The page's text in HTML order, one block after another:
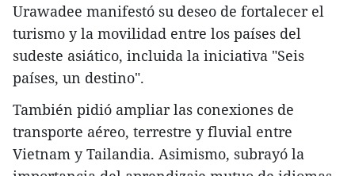
Urawadee manifestó su deseo de fortalecer el
turismo y la movilidad entre los países del
sudeste asiático, incluida la iniciativa "Seis
países, un destino".
También pidió ampliar las conexiones de
transporte aéreo, terrestre y fluvial entre
Vietnam y Tailandia. Asimismo, subrayó la